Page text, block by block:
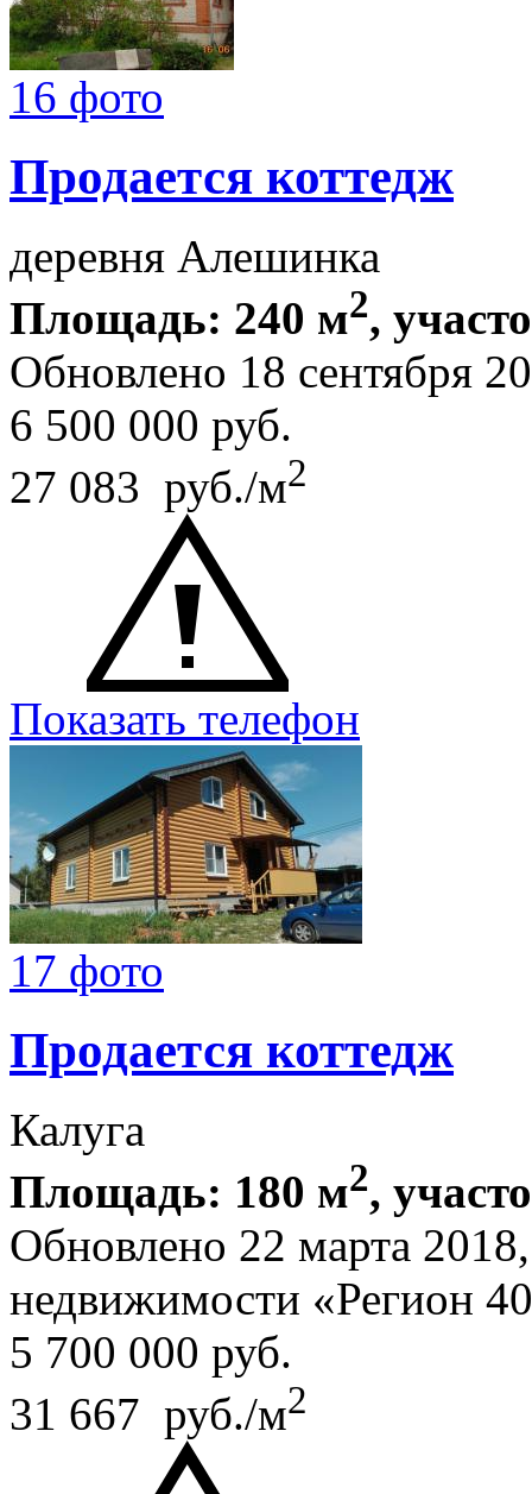
16 фото
Продается коттедж
деревня Алешинка
Площадь: 240 м2,
Обновлено 18 сентября
6 500 000 руб.
27 083 руб./м2
Показать телефон
17 фото
Продается коттедж
Калуга
Площадь: 180 м2,
Обновлено 22 марта
недвижимости «Регион
5 700 000 руб.
31 667 руб./м2